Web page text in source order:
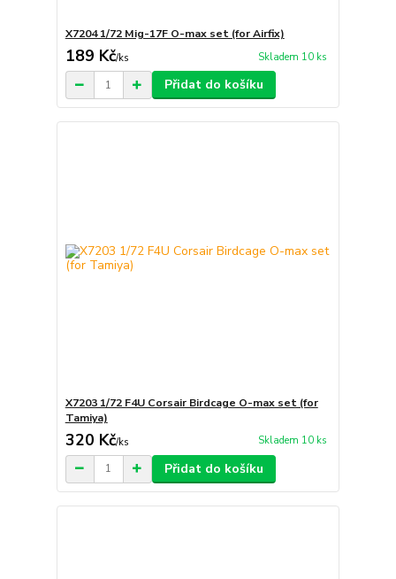
X7204 1/72 Mig-17F O-max set (for Airfix)
189 Kč/ks Skladem 10 ks
Přidat do košíku
X7203 1/72 F4U Corsair Birdcage O-max set (for
Tamiya)
320 Kč/ks Skladem 10 ks
Přidat do košíku